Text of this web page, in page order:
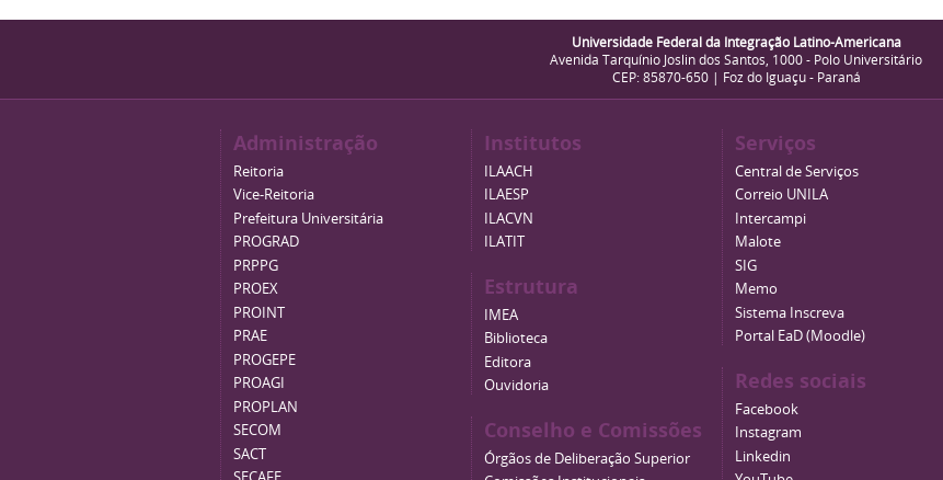
Universidade Federal da Integração Latino-Americana
Avenida Tarquínio Joslin dos Santos, 1000 - Polo Universitário
CEP: 85870-650 | Foz do Iguaçu - Paraná
Administração
Reitoria
Vice-Reitoria
Prefeitura Universitária
PROGRAD
PRPPG
PROEX
PROINT
PRAE
PROGEPE
PROAGI
PROPLAN
SECOM
SACT
Institutos
ILAACH
ILAESP
ILACVN
ILATIT
Estrutura
IMEA
Biblioteca
Editora
Ouvidoria
Conselho e Comissões
Órgãos de Deliberação Superior
Serviços
Central de Serviços
Correio UNILA
Intercampi
Malote
SIG
Memo
Sistema Inscreva
Portal EaD (Moodle)
Redes sociais
Facebook
Instagram
Linkedin